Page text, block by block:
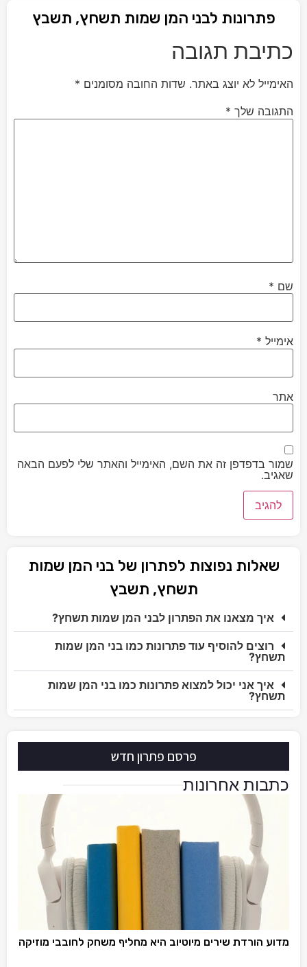
פתרונות לבני המן שמות תשחץ, תשבץ
כתיבת תגובה
האימייל לא יוצג באתר. שדות החובה מסומנים *
התגובה שלך *
שם *
אימייל *
אתר
שמור בדפדפן זה את השם, האימייל והאתר שלי לפעם הבאה
שאגיב.
שאלות נפוצות לפתרון של בני המן שמות
תשחץ, תשבץ
איך מצאנו את הפתרון לבני המן שמות תשחץ?
רוצים להוסיף עוד פתרונות כמו בני המן שמות
תשחץ?
איך אני יכול למצוא פתרונות כמו בני המן שמות
תשחץ?
פרסם פתרון חדש
כתבות אחרונות
מדוע הורדת שירים מיוטיוב היא מחליף משחק לחובבי מוזיקה